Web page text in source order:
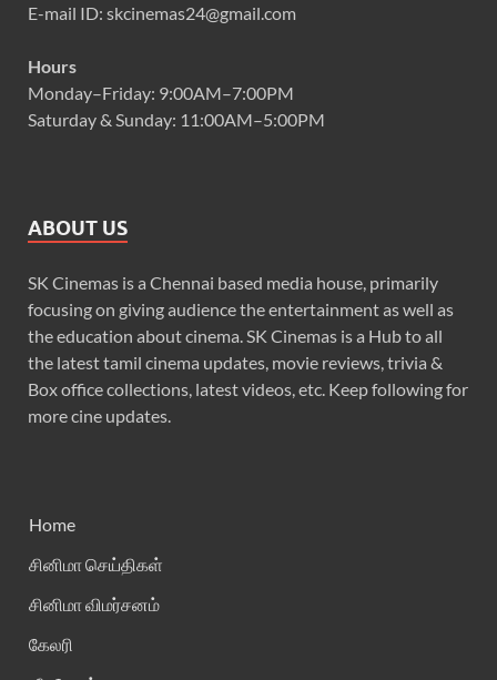
E-mail ID: skcinemas24@gmail.com
Hours
Monday–Friday: 9:00AM–7:00PM
Saturday & Sunday: 11:00AM–5:00PM
ABOUT US
SK Cinemas is a Chennai based media house, primarily
focusing on giving audience the entertainment as well as
the education about cinema. SK Cinemas is a Hub to all
the latest tamil cinema updates, movie reviews, trivia &
Box office collections, latest videos, etc. Keep following for
more cine updates.
Home
சினிமா செய்திகள்
சினிமா விமர்சனம்
கேலரி